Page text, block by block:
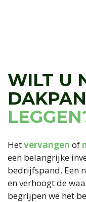
WILT U
Hetvervangen of
een belangrijke
bedrijfspand. Een
en verhoogt de
begrijpen we het